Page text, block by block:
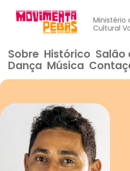
Ministério
Cultural
Sobre Histórico Salão
Dança Música